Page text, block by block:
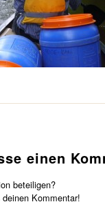
einen
beteiligen?
deinen Kommentar!